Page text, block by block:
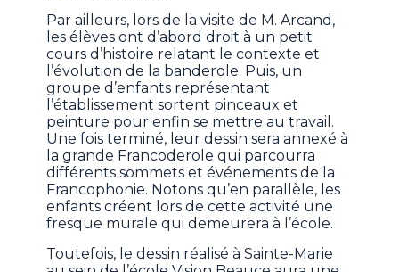
Par ailleurs, lors de la visite de M. Arcand,
les élèves ont d’abord droit à un petit
cours d’histoire relatant le contexte et
l’évolution de la banderole. Puis, un
groupe d’enfants représentant
l’établissement sortent pinceaux et
peinture pour enfin se mettre au travail.
Une fois terminé, leur dessin sera annexé à
la grande Francoderole qui parcourra
différents sommets et événements de la
Francophonie. Notons qu’en parallèle, les
enfants créent lors de cette activité une
fresque murale qui demeurera à l’école.
Toutefois, le dessin réalisé à Sainte-Marie